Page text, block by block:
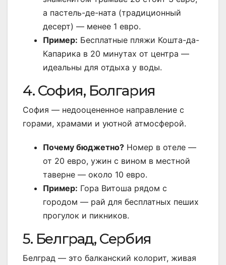
а пастель-де-ната (традиционный
десерт) — менее 1 евро.
Пример: Бесплатные пляжи Кошта-да-
Капарика в 20 минутах от центра —
идеальны для отдыха у воды.
4. София, Болгария
София — недооцененное направление с
горами, храмами и уютной атмосферой.
Почему бюджетно? Номер в отеле —
от 20 евро, ужин с вином в местной
таверне — около 10 евро.
Пример: Гора Витоша рядом с
городом — рай для бесплатных пеших
прогулок и пикников.
5. Белград, Сербия
Белград — это балканский колорит, живая